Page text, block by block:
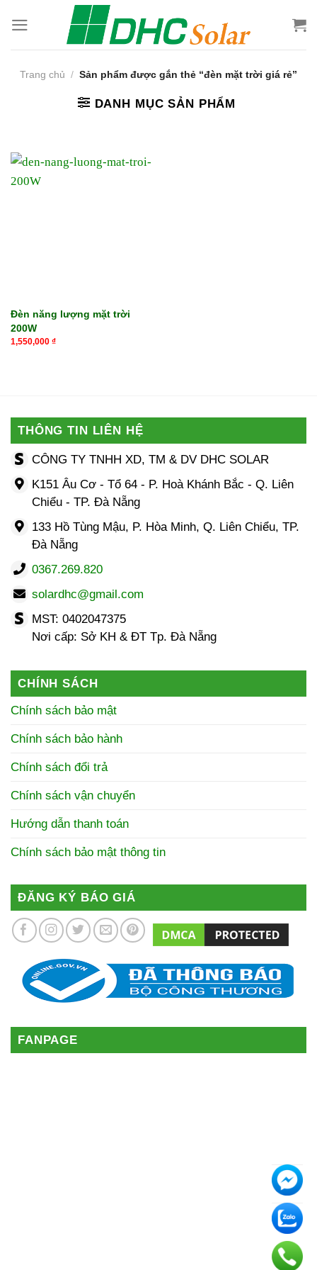
qua
nội
Trang chủ / Sản phẩm được gắn thẻ “đèn mặt trời giá rẻ”
DANH MỤC SẢN PHẨM
Đèn năng lượng mặt trời
200W
1,550,000 ₫
THÔNG TIN LIÊN HỆ
CÔNG TY TNHH XD, TM & DV DHC SOLAR
K151 Âu Cơ - Tổ 64 - P. Hoà Khánh Bắc - Q. Liên
Chiểu - TP. Đà Nẵng
133 Hồ Tùng Mậu, P. Hòa Minh, Q. Liên Chiểu, TP.
Đà Nẵng
0367.269.820
solardhc@gmail.com
MST: 0402047375
Nơi cấp: Sở KH & ĐT Tp. Đà Nẵng
CHÍNH SÁCH
Chính sách bảo mật
Chính sách bảo hành
Chính sách đổi trả
Chính sách vận chuyển
Hướng dẫn thanh toán
Chính sách bảo mật thông tin
ĐĂNG KÝ BÁO GIÁ
FANPAGE